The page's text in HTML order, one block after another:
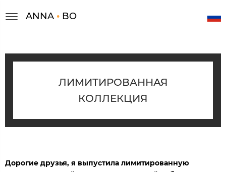
ANNA • BO
ЛИМИТИРОВАННАЯ
КОЛЛЕКЦИЯ
Дорогие друзья, я выпустила лимитированную